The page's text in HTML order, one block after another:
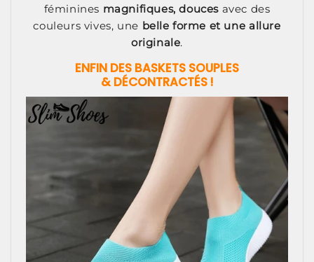
féminines magnifiques, douces avec des
couleurs vives, une belle forme et une allure
originale.
ENFIN DES BASKETS SOUPLES
& DÉCONTRACTÉS !